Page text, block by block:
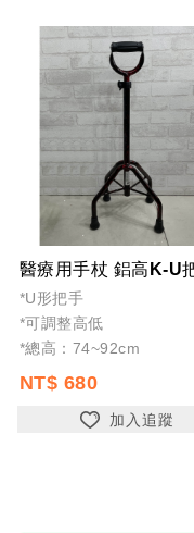
*U形把手
*可調整高低
*總高：74~92cm
NT$ 680
加入追蹤